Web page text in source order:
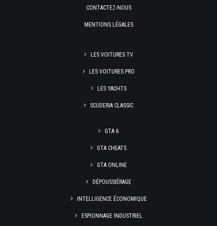
CONTACTEZ-NOUS
MENTIONS LÉGALES
LES VOITURES TV
LES VOITURES PRO
LES YACHTS
SCUDERIA CLASSIC
GTA 6
GTA CHEATS
GTA ONLINE
DÉPOUSSIÉRAGE
INTELLIGENCE ÉCONOMIQUE
ESPIONNAGE INDUSTRIEL